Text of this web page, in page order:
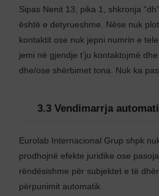
Sipas Nenit 13, pika 1, shkronja
është e detyrueshme. Nëse nuk
kontaktit ose nuk jepni numrin e
jemi në gjendje t’ju kontaktojmë
dhe/ose shërbimet tona. Nuk ka
3.3 Vendimarrja
Eurolab Internacional Grup shpk
prodhojnë efekte juridike ose
rëndësishme për subjektet e të
përpunimit automatik.